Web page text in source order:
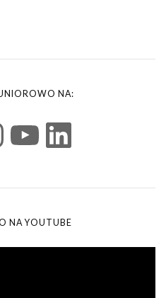
NA:
NA YOUTUBE